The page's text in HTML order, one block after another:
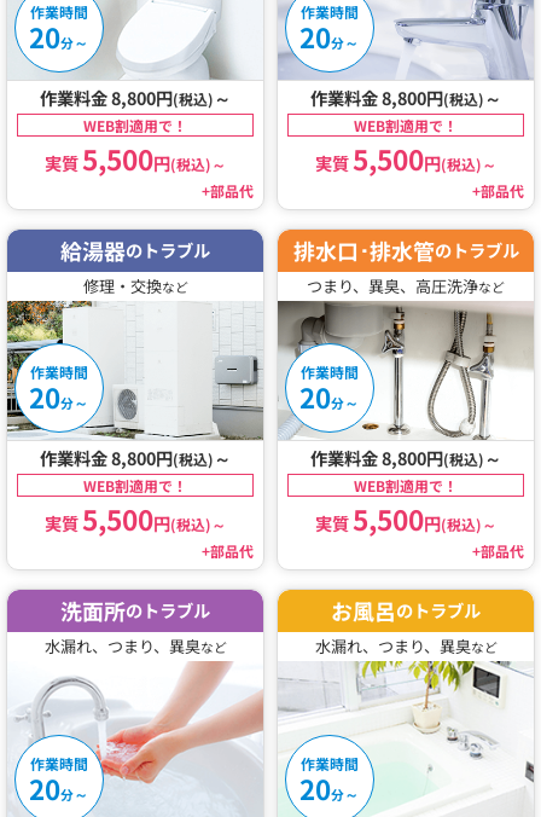
作業時間
20分～
作業料金 8,800円(税込) ～
WEB割適用で！
実質5,500円(税込)～
+部品代
作業時間
20分～
作業料金 8,800円(税込) ～
WEB割適用で！
実質5,500円(税込)～
+部品代
給湯器のトラブル
修理・交換など
作業時間
20分～
作業料金 8,800円(税込) ～
WEB割適用で！
実質5,500円(税込)～
+部品代
排水口･排水管のトラブル
つまり、異臭、高圧洗浄など
作業時間
20分～
作業料金 8,800円(税込) ～
WEB割適用で！
実質5,500円(税込)～
+部品代
洗面所のトラブル
水漏れ、つまり、異臭など
作業時間
20分～
お風呂のトラブル
水漏れ、つまり、異臭など
作業時間
20分～